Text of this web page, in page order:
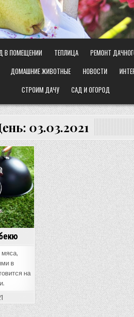
В ПОМЕЩЕНИИ ТЕПЛИЦА РЕМОНТ
ДОМАШНИЕ ЖИВОТНЫЕ НОВОСТИ
СТРОИМ ДАЧУ
САД И ОГОРОД
03.03.2021
мяса,
в
на